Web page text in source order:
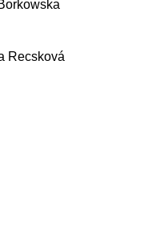
Recsková